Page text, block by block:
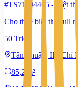
#TS71894465 -
Biệt thự
Cho thuê biệt thự full
50 Triệu
Tân Thuận, Hồ Chí
85,2 m²